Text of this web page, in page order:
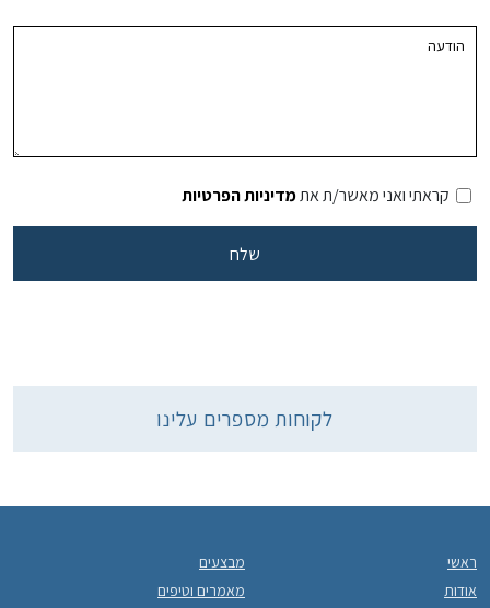
קראתי ואני מאשר/ת אתמדיניות הפרטיות
לקוחות מספרים עלינו
ראשי
אודות
מבצעים
מאמרים וטיפים